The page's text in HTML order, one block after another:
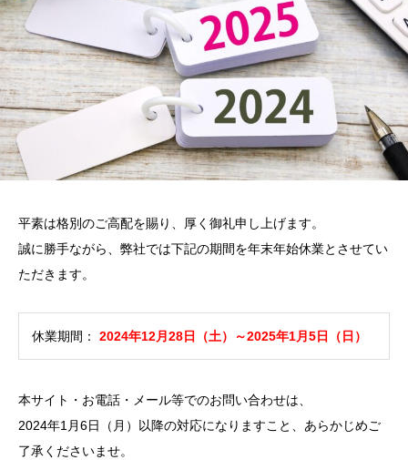
平素は格別のご高配を賜り、厚く御礼申し上げます。
誠に勝手ながら、弊社では下記の期間を年末年始休業とさせてい
ただきます。
休業期間： 2024年12月28日（土）～2025年1月5日（日）
本サイト・お電話・メール等でのお問い合わせは、
2024年1月6日（月）以降の対応になりますこと、あらかじめご
了承くださいませ。